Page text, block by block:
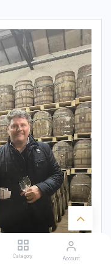
Category Account